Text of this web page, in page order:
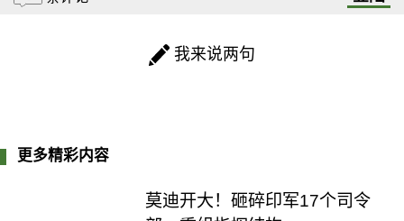
我来说两句
更多精彩内容
莫迪开大！砸碎印军17个司令